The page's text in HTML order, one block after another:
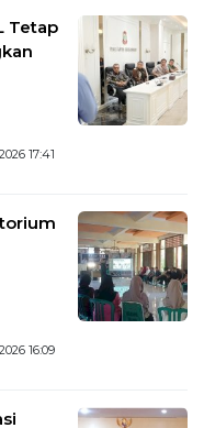
Tetap
17:41
16:09